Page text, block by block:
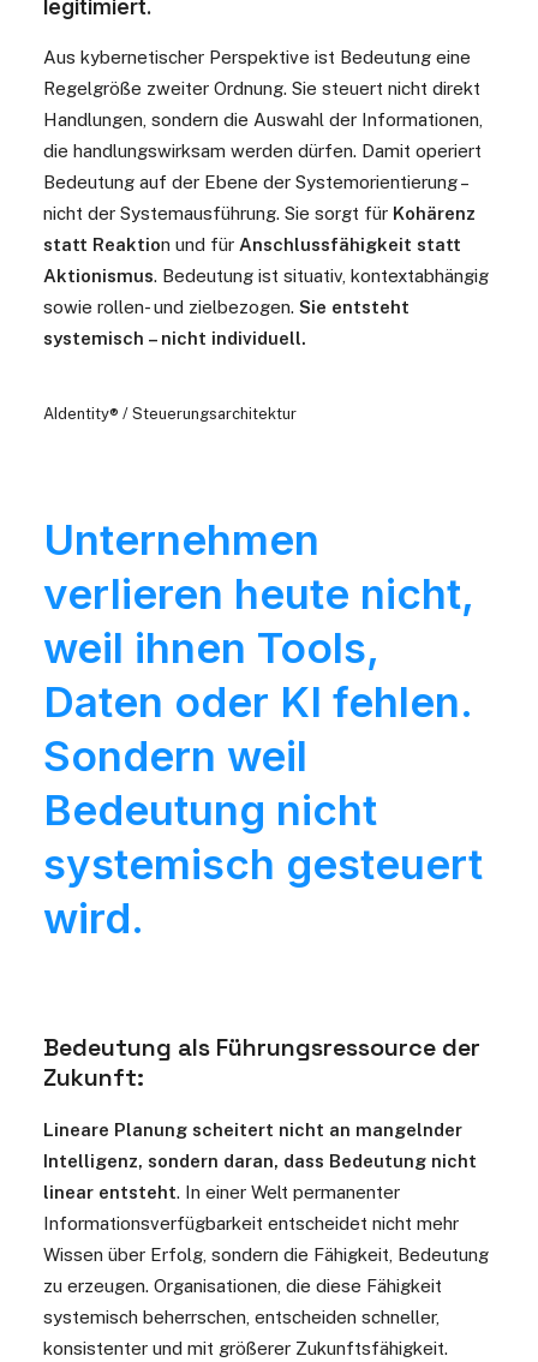
legitimiert.
Aus kybernetischer Perspektive ist Bedeutung eine
Regelgröße zweiter Ordnung. Sie steuert nicht direkt
Handlungen, sondern die Auswahl der Informationen,
die handlungswirksam werden dürfen. Damit operiert
Bedeutung auf der Ebene der Systemorientierung –
nicht der Systemausführung. Sie sorgt für Kohärenz
statt Reaktion und für Anschlussfähigkeit statt
Aktionismus. Bedeutung ist situativ, kontextabhängig
sowie rollen- und zielbezogen. Sie entsteht
systemisch – nicht individuell.
AIdentity® / Steuerungsarchitektur
Unternehmen
verlieren heute nicht,
weil ihnen Tools,
Daten oder KI fehlen.
Sondern weil
Bedeutung nicht
systemisch gesteuert
wird.
Bedeutung als Führungsressource der
Zukunft:
Lineare Planung scheitert nicht an mangelnder
Intelligenz, sondern daran, dass Bedeutung nicht
linear entsteht. In einer Welt permanenter
Informationsverfügbarkeit entscheidet nicht mehr
Wissen über Erfolg, sondern die Fähigkeit, Bedeutung
zu erzeugen. Organisationen, die diese Fähigkeit
systemisch beherrschen, entscheiden schneller,
konsistenter und mit größerer Zukunftsfähigkeit.